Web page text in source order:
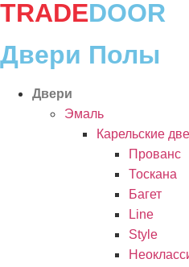
TRADEDOOR
Двери Полы
Двери
Эмаль
Карельские
Прованc
Тоскана
Багет
Line
Style